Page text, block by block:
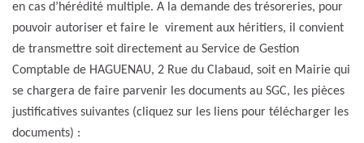
en cas d’hérédité multiple. A la demande des trésoreries, pour
pouvoir autoriser et faire le virement aux héritiers, il convient
de transmettre soit directement au Service de Gestion
Comptable de HAGUENAU, 2 Rue du Clabaud, soit en Mairie qui
se chargera de faire parvenir les documents au SGC, les pièces
justificatives suivantes (cliquez sur les liens pour télécharger les
documents) :